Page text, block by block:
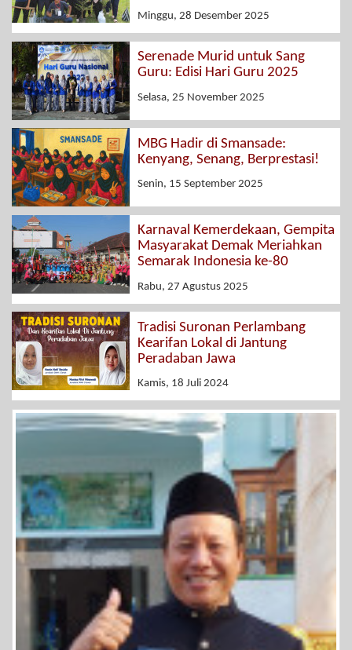
Minggu, 28 Desember 2025
Serenade Murid untuk Sang
Guru: Edisi Hari Guru 2025
Selasa, 25 November 2025
MBG Hadir di Smansade:
Kenyang, Senang, Berprestasi!
Senin, 15 September 2025
Karnaval Kemerdekaan, Gempita
Masyarakat Demak Meriahkan
Semarak Indonesia ke-80
Rabu, 27 Agustus 2025
Tradisi Suronan Perlambang
Kearifan Lokal di Jantung
Peradaban Jawa
Kamis, 18 Juli 2024